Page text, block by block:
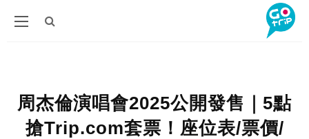
周杰倫演唱會2025公開發售｜5點
搶Trip.com套票！座位表/票價/